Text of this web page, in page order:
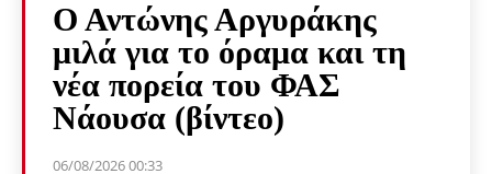
Ο Αντώνης Αργυράκης
μιλά για το όραμα και τη
νέα πορεία του ΦΑΣ
Νάουσα (βίντεο)
06/08/2026 00:33